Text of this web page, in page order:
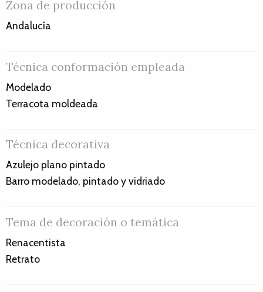
Zona de producción
Andalucía
Técnica conformación empleada
Modelado
Terracota moldeada
Técnica decorativa
Azulejo plano pintado
Barro modelado, pintado y vidriado
Tema de decoración o temática
Renacentista
Retrato